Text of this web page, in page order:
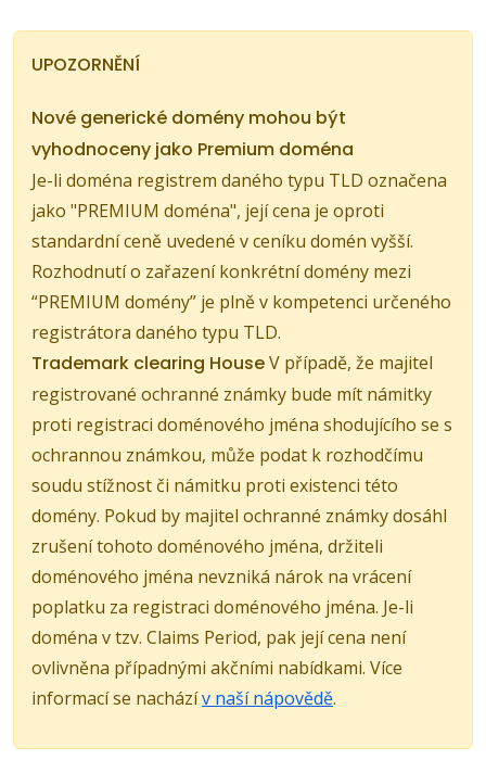
UPOZORNĚNÍ
Nové generické domény mohou být
vyhodnoceny jako Premium doména
Je-li doména registrem daného typu TLD označena
jako "PREMIUM doména", její cena je oproti
standardní ceně uvedené v ceníku domén vyšší.
Rozhodnutí o zařazení konkrétní domény mezi
“PREMIUM domény” je plně v kompetenci určeného
registrátora daného typu TLD.
Trademark clearing HouseV případě, že majitel
registrované ochranné známky bude mít námitky
proti registraci doménového jména shodujícího se s
ochrannou známkou, může podat k rozhodčímu
soudu stížnost či námitku proti existenci této
domény. Pokud by majitel ochranné známky dosáhl
zrušení tohoto doménového jména, držiteli
doménového jména nevzniká nárok na vrácení
poplatku za registraci doménového jména. Je-li
doména v tzv. Claims Period, pak její cena není
ovlivněna případnými akčními nabídkami. Více
informací se nacházív naší nápovědě.